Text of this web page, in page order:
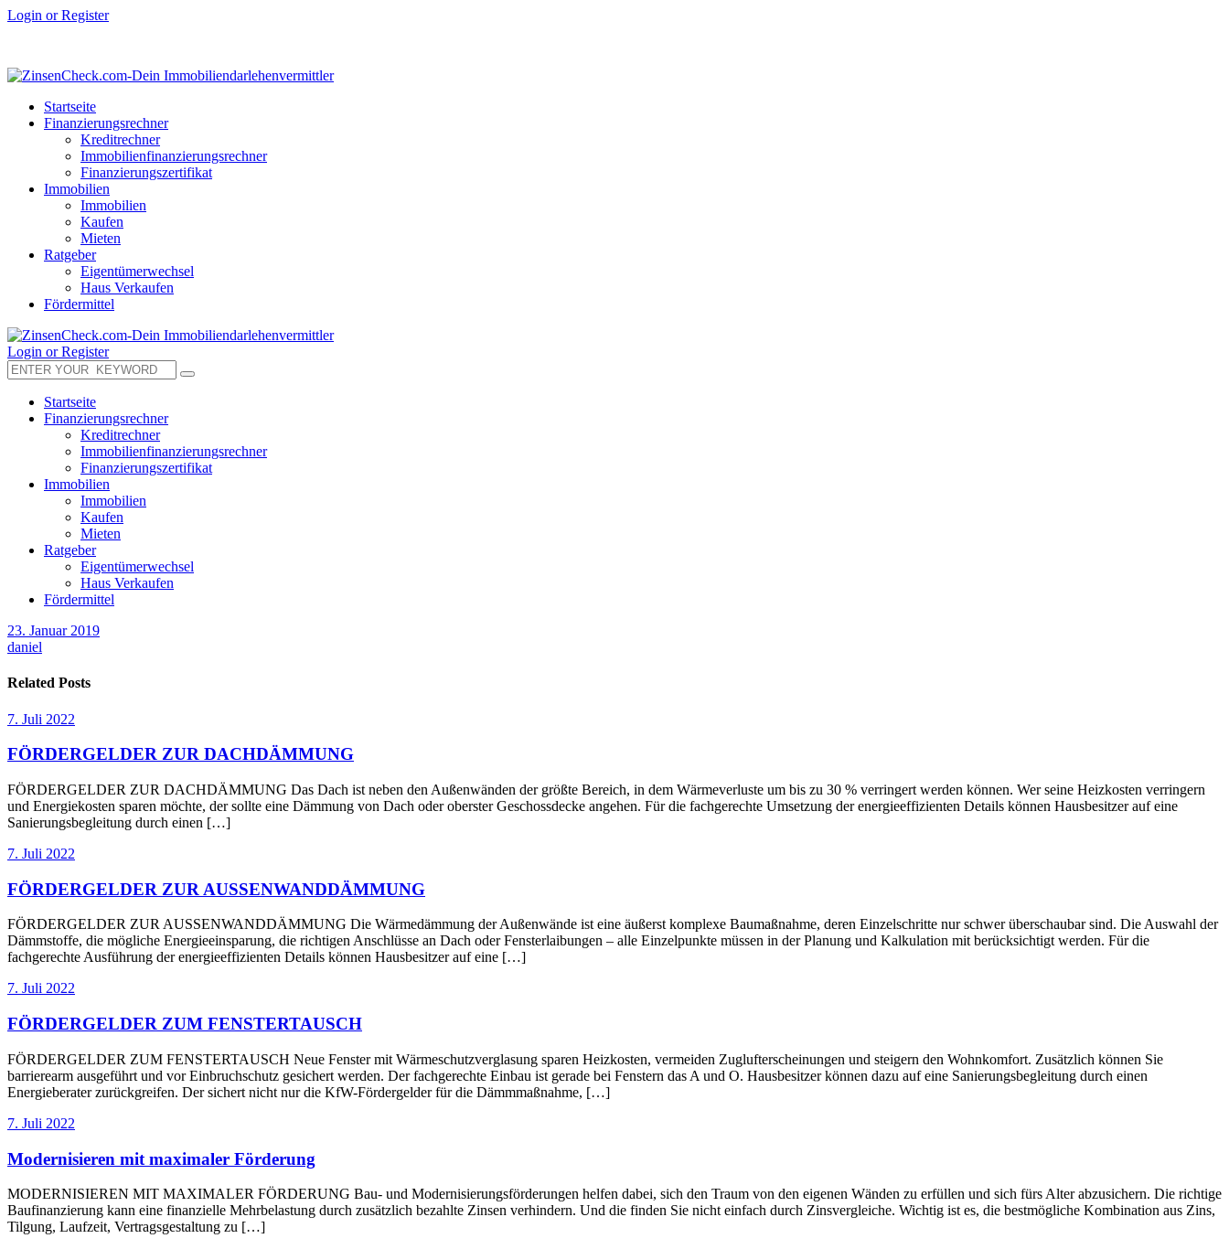
Login or Register
Startseite
Finanzierungsrechner
Kreditrechner
Immobilienfinanzierungsrechner
Finanzierungszertifikat
Immobilien
Immobilien
Kaufen
Mieten
Ratgeber
Eigentümerwechsel
Haus Verkaufen
Fördermittel
Login or Register
Startseite
Finanzierungsrechner
Kreditrechner
Immobilienfinanzierungsrechner
Finanzierungszertifikat
Immobilien
Immobilien
Kaufen
Mieten
Ratgeber
Eigentümerwechsel
Haus Verkaufen
Fördermittel
23. Januar 2019
daniel
Related Posts
7. Juli 2022
FÖRDERGELDER ZUR DACHDÄMMUNG
FÖRDERGELDER ZUR DACHDÄMMUNG Das Dach ist neben den Außenwänden der größte Bereich, in dem Wärmeverluste um bis zu 30 % verringert werden können. Wer seine Heizkosten verringern
und Energiekosten sparen möchte, der sollte eine Dämmung von Dach oder oberster Geschossdecke angehen. Für die fachgerechte Umsetzung der energieeffizienten Details können Hausbesitzer auf eine
Sanierungsbegleitung durch einen […]
7. Juli 2022
FÖRDERGELDER ZUR AUSSENWANDDÄMMUNG
FÖRDERGELDER ZUR AUSSENWANDDÄMMUNG Die Wärmedämmung der Außenwände ist eine äußerst komplexe Baumaßnahme, deren Einzelschritte nur schwer überschaubar sind. Die Auswahl der
Dämmstoffe, die mögliche Energieeinsparung, die richtigen Anschlüsse an Dach oder Fensterlaibungen – alle Einzelpunkte müssen in der Planung und Kalkulation mit berücksichtigt werden. Für die
fachgerechte Ausführung der energieeffizienten Details können Hausbesitzer auf eine […]
7. Juli 2022
FÖRDERGELDER ZUM FENSTERTAUSCH
FÖRDERGELDER ZUM FENSTERTAUSCH Neue Fenster mit Wärmeschutzverglasung sparen Heizkosten, vermeiden Zuglufterscheinungen und steigern den Wohnkomfort. Zusätzlich können Sie
barrierearm ausgeführt und vor Einbruchschutz gesichert werden. Der fachgerechte Einbau ist gerade bei Fenstern das A und O. Hausbesitzer können dazu auf eine Sanierungsbegleitung durch einen
Energieberater zurückgreifen. Der sichert nicht nur die KfW-Fördergelder für die Dämmmaßnahme, […]
7. Juli 2022
Modernisieren mit maximaler Förderung
MODERNISIEREN MIT MAXIMALER FÖRDERUNG Bau- und Modernisierungsförderungen helfen dabei, sich den Traum von den eigenen Wänden zu erfüllen und sich fürs Alter abzusichern. Die richtige
Baufinanzierung kann eine finanzielle Mehrbelastung durch zusätzlich bezahlte Zinsen verhindern. Und die finden Sie nicht einfach durch Zinsvergleiche. Wichtig ist es, die bestmögliche Kombination aus Zins,
Tilgung, Laufzeit, Vertragsgestaltung zu […]